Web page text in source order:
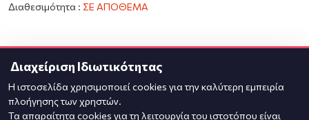
Διαθεσιμότητα : ΣΕ ΑΠΟΘΕΜΑ
Διαχείριση Ιδιωτικότητας
Η ιστοσελίδα χρησιμοποιεί cookies για την καλύτερη εμπειρία
πλοήγησης των χρηστών.
Τα απαραίτητα cookies για τη λειτουργία του ιστοτόπου είναι